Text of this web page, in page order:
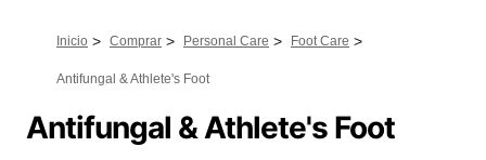
Inicio > Comprar > Personal Care > Foot Care >
Antifungal & Athlete's Foot
Antifungal & Athlete's Foot